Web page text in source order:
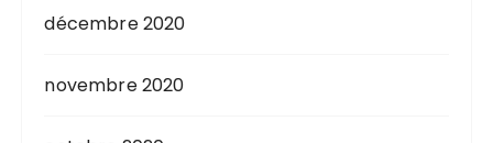
décembre 2020
novembre 2020